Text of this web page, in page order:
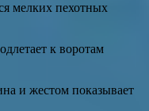
мелких пехотных
к воротам
и жестом показывает